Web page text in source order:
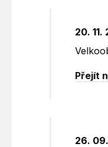
20.
Přejít
26.